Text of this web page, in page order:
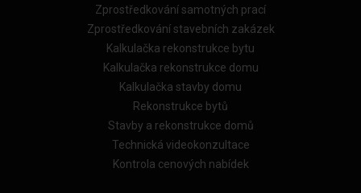
Zprostředkování samotných prací
Zprostředkování stavebních zakázek
Kalkulačka rekonstrukce bytu
Kalkulačka rekonstrukce domu
Kalkulačka stavby domu
Rekonstrukce bytů
Stavby a rekonstrukce domů
Technická videokonzultace
Kontrola cenových nabídek